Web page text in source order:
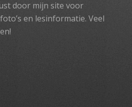
door mijn site voor
en lesinformatie. Veel